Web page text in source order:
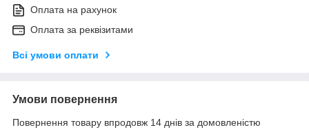
Оплата на рахунок
Оплата за реквізитами
Всі умови оплати
Умови повернення
Повернення товару впродовж 14 днів за домовленістю